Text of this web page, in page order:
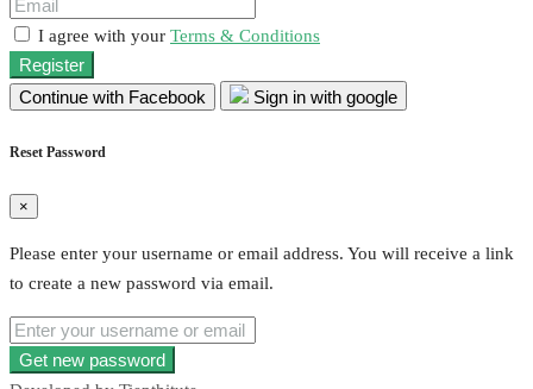
I agree with your Terms & Conditions
Register
Continue with Facebook
Sign in with google
Reset Password
×
Please enter your username or email address. You will receive a link
to create a new password via email.
Get new password